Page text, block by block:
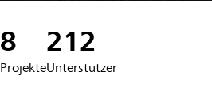
8
Projekte
212
Unterstützer